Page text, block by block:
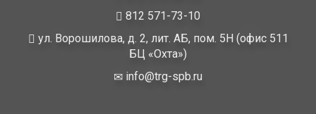
812 571-73-10
ул. Ворошилова, д. 2, лит. АБ, пом. 5Н (офис 511
БЦ «Охта»)
info@trg-spb.ru